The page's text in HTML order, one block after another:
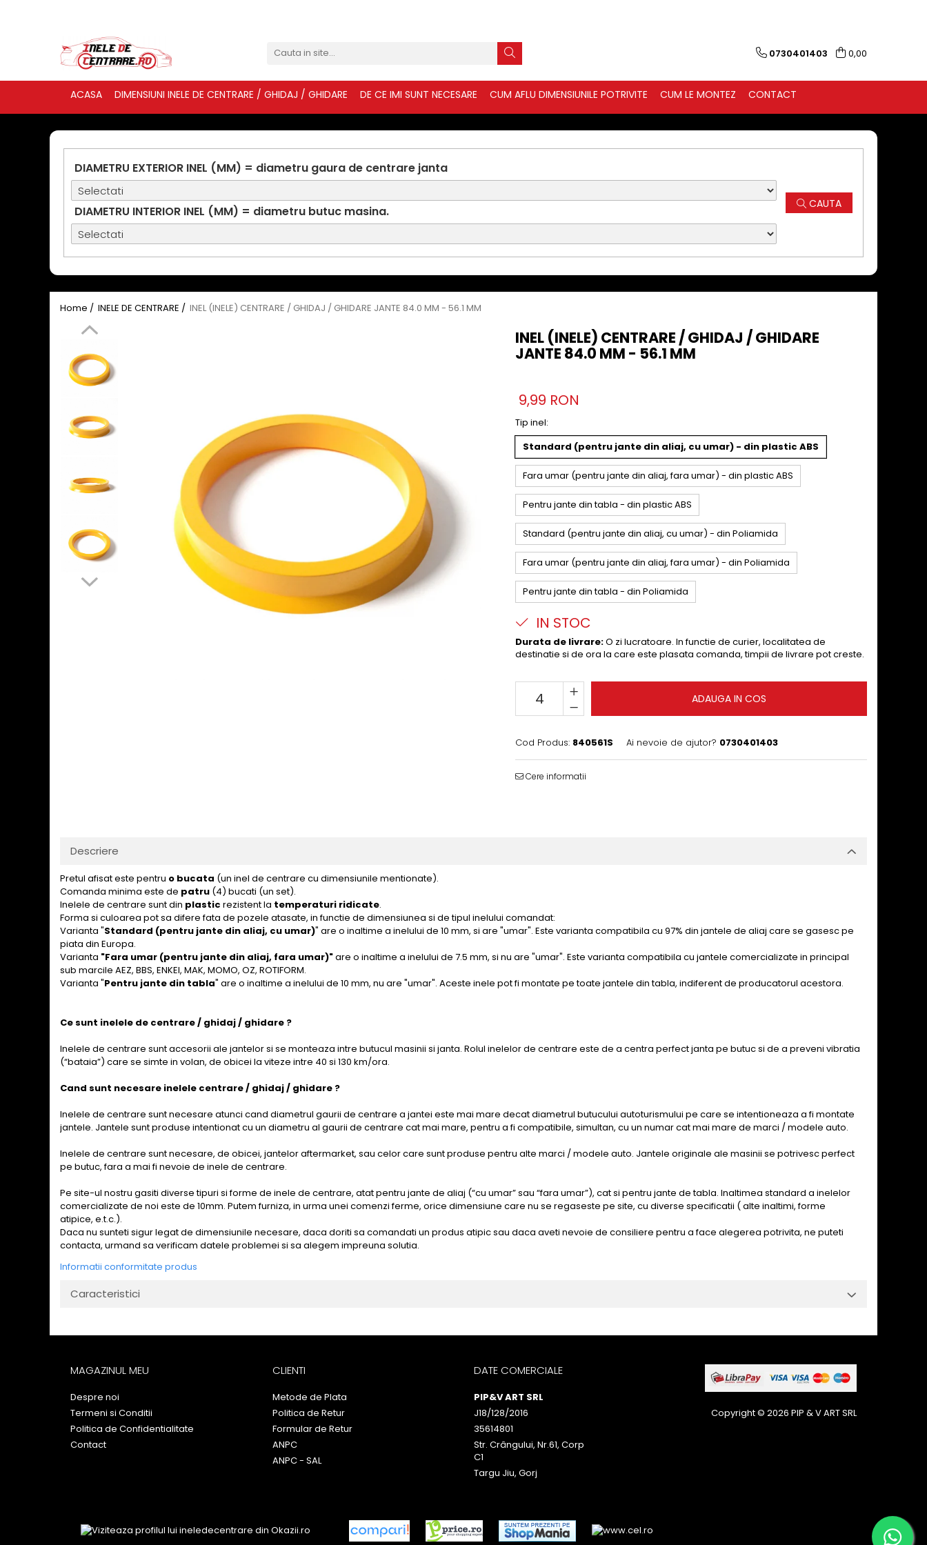
0730401403 0,00
ACASA DIMENSIUNI INELE DE CENTRARE / GHIDAJ / GHIDARE DE CE IMI SUNT NECESARE CUM AFLU DIMENSIUNILE POTRIVITE CUM LE MONTEZ CONTACT
DIAMETRU EXTERIOR INEL (MM) = diametru gaura de centrare janta
DIAMETRU INTERIOR INEL (MM) = diametru butuc masina. CAUTA
Home / INELE DE CENTRARE / INEL (INELE) CENTRARE / GHIDAJ / GHIDARE JANTE 84.0 MM - 56.1 MM
INEL (INELE) CENTRARE / GHIDAJ / GHIDARE
JANTE 84.0 MM - 56.1 MM
9,99 RON
Tip inel:
Standard (pentru jante din aliaj, cu umar) - din plastic ABS
Fara umar (pentru jante din aliaj, fara umar) - din plastic ABS
Pentru jante din tabla - din plastic ABS
Standard (pentru jante din aliaj, cu umar) - din Poliamida
Fara umar (pentru jante din aliaj, fara umar) - din Poliamida
Pentru jante din tabla - din Poliamida
IN STOC
Durata de livrare:O zi lucratoare. In functie de curier, localitatea de
destinatie si de ora la care este plasata comanda, timpii de livrare pot creste.
ADAUGA IN COS
Cod Produs: 840561S Ai nevoie de ajutor? 0730401403
Cere informatii
Descriere
Pretul afisat este pentru o bucata (un inel de centrare cu dimensiunile mentionate).
Comanda minima este de patru (4) bucati (un set).
Inelele de centrare sunt din plastic rezistent la temperaturi ridicate.
Forma si culoarea pot sa difere fata de pozele atasate, in functie de dimensiunea si de tipul inelului comandat:
Varianta "Standard (pentru jante din aliaj, cu umar)" are o inaltime a inelului de 10 mm, si are "umar". Este varianta compatibila cu 97% din jantele de aliaj care se gasesc pe
piata din Europa.
Varianta "Fara umar (pentru jante din aliaj, fara umar)"are o inaltime a inelului de 7.5 mm, si nu are "umar". Este varianta compatibila cu jantele comercializate in principal
sub marcile AEZ, BBS, ENKEI, MAK, MOMO, OZ, ROTIFORM.
Varianta "Pentru jante din tabla" are o inaltime a inelului de 10 mm, nu are "umar". Aceste inele pot fi montate pe toate jantele din tabla, indiferent de producatorul acestora.
Ce sunt inelele de centrare / ghidaj / ghidare ?
Inelele de centrare sunt accesorii ale jantelor si se monteaza intre butucul masinii si janta. Rolul inelelor de centrare este de a centra perfect janta pe butuc si de a preveni vibratia
(“bataia”) care se simte in volan, de obicei la viteze intre 40 si 130 km/ora.
Cand sunt necesare inelele centrare / ghidaj / ghidare ?
Inelele de centrare sunt necesare atunci cand diametrul gaurii de centrare a jantei este mai mare decat diametrul butucului autoturismului pe care se intentioneaza a fi montate
jantele. Jantele sunt produse intentionat cu un diametru al gaurii de centrare cat mai mare, pentru a fi compatibile, simultan, cu un numar cat mai mare de marci / modele auto.
Inelele de centrare sunt necesare, de obicei, jantelor aftermarket, sau celor care sunt produse pentru alte marci / modele auto. Jantele originale ale masinii se potrivesc perfect
pe butuc, fara a mai fi nevoie de inele de centrare.
Pe site-ul nostru gasiti diverse tipuri si forme de inele de centrare, atat pentru jante de aliaj (“cu umar” sau “fara umar”), cat si pentru jante de tabla. Inaltimea standard a inelelor
comercializate de noi este de 10mm. Putem furniza, in urma unei comenzi ferme, orice dimensiune care nu se regaseste pe site, cu diverse specificatii ( alte inaltimi, forme
atipice, e.t.c.).
Daca nu sunteti sigur legat de dimensiunile necesare, daca doriti sa comandati un produs atipic sau daca aveti nevoie de consiliere pentru a face alegerea potrivita, ne puteti
contacta, urmand sa verificam datele problemei si sa alegem impreuna solutia.
Informatii conformitate produs
Caracteristici
MAGAZINUL MEU
Despre noi
Termeni si Conditii
Politica de Confidentialitate
Contact
CLIENTI
Metode de Plata
Politica de Retur
Formular de Retur
ANPC
ANPC - SAL
DATE COMERCIALE
PIP&V ART SRL
J18/128/2016
35614801
Str. Crângului, Nr.61, Corp
C1
Targu Jiu, Gorj
Copyright © 2026 PIP & V ART SRL